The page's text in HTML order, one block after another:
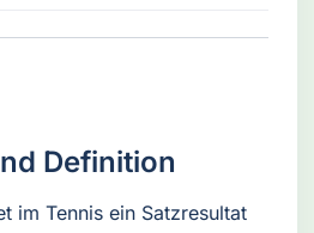
Definition
im Tennis ein Satzresultat